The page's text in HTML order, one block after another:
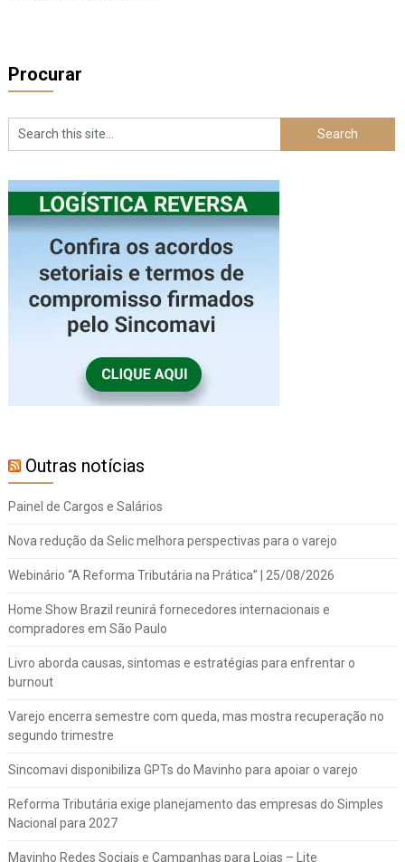
Procurar
Outras notícias
Painel de Cargos e Salários
Nova redução da Selic melhora perspectivas para o varejo
Webinário “A Reforma Tributária na Prática” | 25/08/2026
Home Show Brazil reunirá fornecedores internacionais e
compradores em São Paulo
Livro aborda causas, sintomas e estratégias para enfrentar o
burnout
Varejo encerra semestre com queda, mas mostra recuperação no
segundo trimestre
Sincomavi disponibiliza GPTs do Mavinho para apoiar o varejo
Reforma Tributária exige planejamento das empresas do Simples
Nacional para 2027
Mavinho Redes Sociais e Campanhas para Lojas – Lite